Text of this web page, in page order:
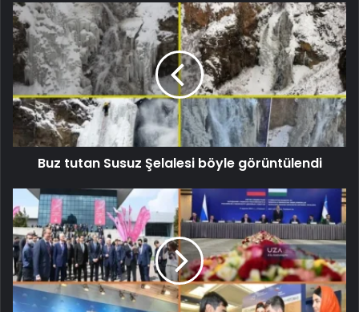
Buz tutan Susuz Şelalesi böyle görüntülendi